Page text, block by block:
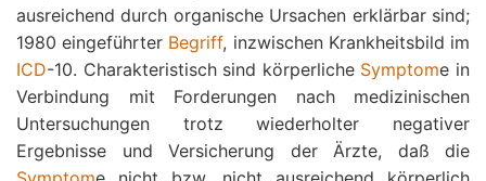
ausreichend durch organische Ursachen erklärbar sind;
1980 eingeführter Begriff, inzwischen Krankheitsbild im
ICD-10. Charakteristisch sind körperliche Symptome in
Verbindung mit Forderungen nach medizinischen
Untersuchungen trotz wiederholter negativer
Ergebnisse und Versicherung der Ärzte, daß die